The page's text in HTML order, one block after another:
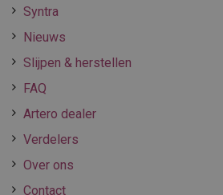
Syntra
Nieuws
Slijpen & herstellen
FAQ
Artero dealer
Verdelers
Over ons
Contact